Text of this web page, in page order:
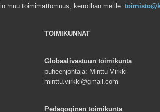
muu toimimattomuus, kerrothan meille:
TOIMIKUNNAT
Globaalivastuun toimikunta
puheenjohtaja: Minttu Virkki
minttu.virkki@gmail.com
Pedagoginen toimikunta